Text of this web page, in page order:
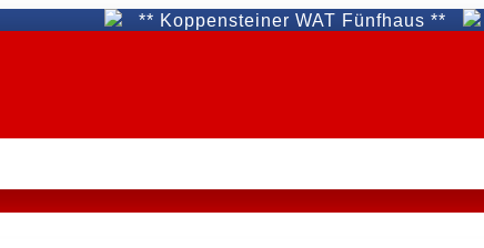
** Koppensteiner WAT Fünfhaus **